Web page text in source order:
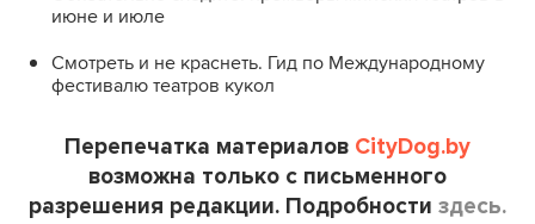
июне и июле
Смотреть и не краснеть. Гид по Международному
фестивалю театров кукол
Перепечатка материалов CityDog.by
возможна только с письменного
разрешения редакции. Подробности здесь.